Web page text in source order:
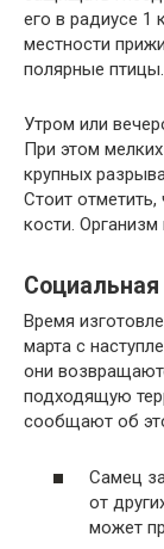
его в радиусе 1
местности
полярные птицы.
Утром или
При этом
крупных
Стоит
кости.
Время
марта с
они
подходящую
сообщают об
Самец
от
может